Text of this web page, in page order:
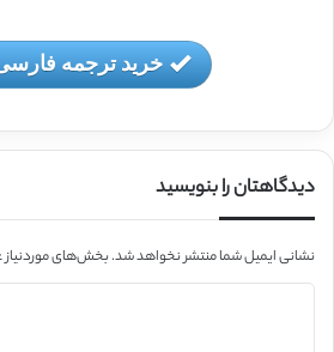
خرید ترجمه
دیدگاهتان را بنویسید
نشانی ایمیل شما منتشر نخواهد شد.بخش‌های موردنیاز